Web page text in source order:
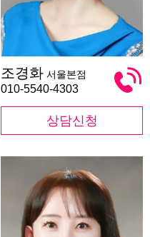
경
화
조경화 서울본점
010-5540-4303
상담신청